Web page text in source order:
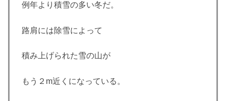
例年より積雪の多い冬だ。
路肩には除雪によって
積み上げられた雪の山が
もう２m近くになっている。